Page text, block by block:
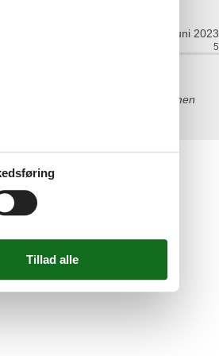
juni 2023
5
haben uns sehr wohl gefühlt,kommen